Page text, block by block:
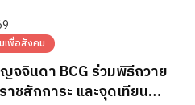
เพื่อสังคม
จจินดา BCG ร่วมพิธีถวาย
าชสักการะ และจุดเทียน